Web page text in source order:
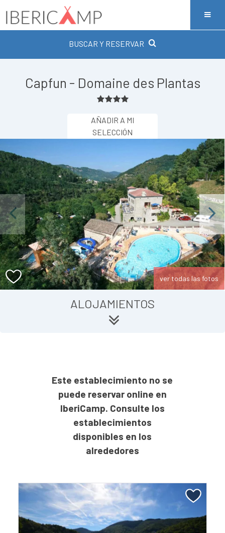
BUSCAR Y RESERVAR
Capfun - Domaine des Plantas
AÑADIR A MI
SELECCIÓN
Next
ver todas las fotos
ALOJAMIENTOS
Este establecimiento no se
puede reservar online en
IberiCamp. Consulte los
establecimientos
disponibles en los
alrededores